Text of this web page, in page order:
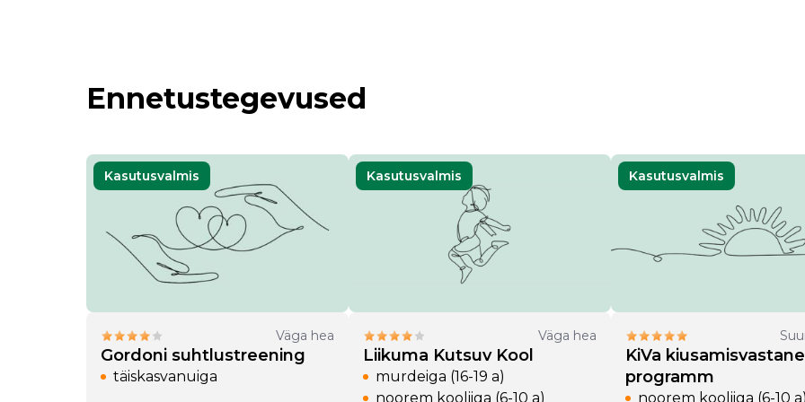
Ennetustegevused
Kasutusvalmis
Väga hea
Gordoni suhtlustreening
täiskasvanuiga
Kasutusvalmis
Väga hea
Liikuma Kutsuv Kool
murdeiga (16-19 a)
noorem kooliiga (6-10 a)
Kasutusvalmis
KiVa kiusamisvastane
programm
noorem kooliiga (6-10 a)